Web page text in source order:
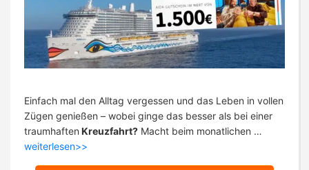
Einfach mal den Alltag vergessen und das Leben in vollen
Zügen genießen – wobei ginge das besser als bei einer
traumhaften Kreuzfahrt? Macht beim monatlichen …
weiterlesen>>